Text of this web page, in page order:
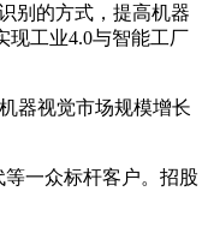
别的方式，提高机器
现工业4.0与智能工厂
器视觉市场规模增长
一众标杆客户。招股